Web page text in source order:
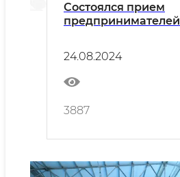
Состоялся прием
предпринимателей
24.08.2024
3887